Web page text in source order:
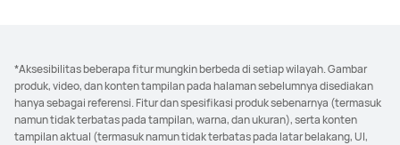
*Aksesibilitas beberapa fitur mungkin berbeda di setiap wilayah. Gambar
produk, video, dan konten tampilan pada halaman sebelumnya disediakan
hanya sebagai referensi. Fitur dan spesifikasi produk sebenarnya (termasuk
namun tidak terbatas pada tampilan, warna, dan ukuran), serta konten
tampilan aktual (termasuk namun tidak terbatas pada latar belakang, UI,